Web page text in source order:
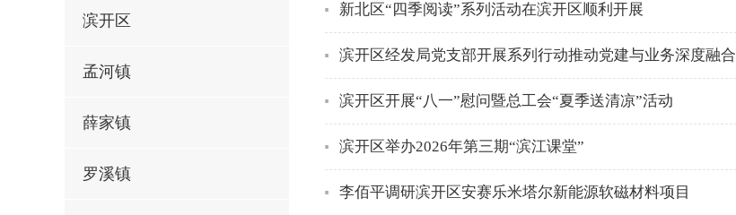
滨开区
孟河镇
薛家镇
罗溪镇
新北区“四季阅读”系列活动在滨开区顺利开展
滨开区经发局党支部开展系列行动推动党建与业务深度融合
滨开区开展“八一”慰问暨总工会“夏季送清凉”活动
滨开区举办2026年第三期“滨江课堂”
李佰平调研滨开区安赛乐米塔尔新能源软磁材料项目